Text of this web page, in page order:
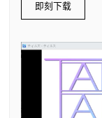
即刻下载